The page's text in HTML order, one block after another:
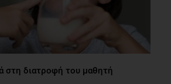
στη διατροφή του μαθητή